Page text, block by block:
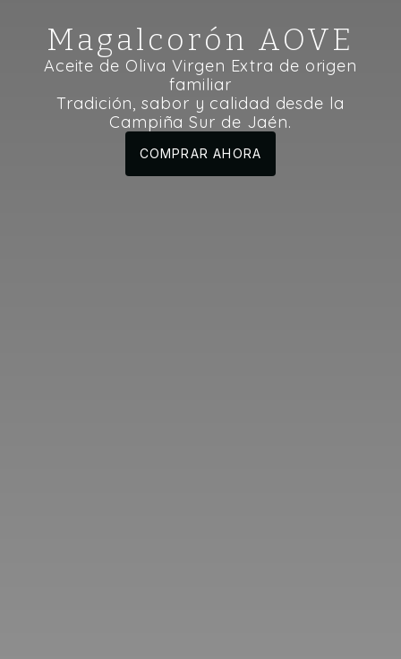
Magalcorón AOVE
Aceite de Oliva Virgen Extra de origen
familiar
Tradición, sabor y calidad desde la
Campiña Sur de Jaén.
COMPRAR AHORA